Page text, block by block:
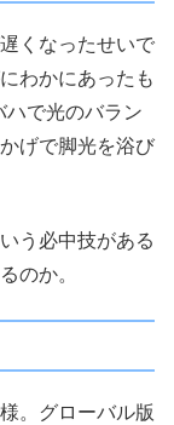
くなったせいで
わかにあったも
で光のバラン
げで脚光を浴び
う必中技がある
のか。
。グローバル版